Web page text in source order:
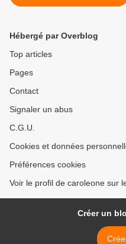
Hébergé par Overblog
Top articles
Pages
Contact
Signaler un abus
C.G.U.
Cookies et données
Préférences cookies
Voir le profil de caroleone sur
Créer un